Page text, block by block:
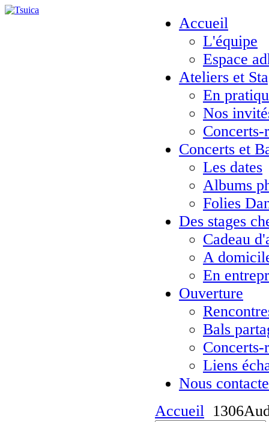
Accueil
L'équipe
Espace
Ateliers et
En
Nos
Concerts-
Concerts et
Les dates
Albums
Folies
Des stages
Cadeau
A
En
Ouverture
Bals
Concerts-
Liens
Nous
Accueil